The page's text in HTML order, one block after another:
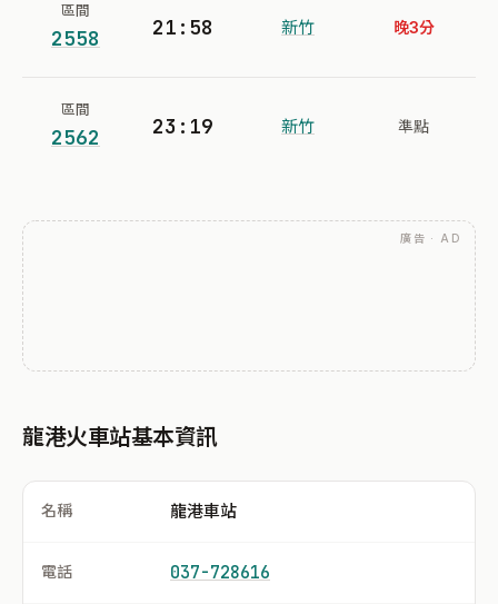
區間
2558 21:58 新竹 晚3分
區間
2562 23:19 新竹 準點
廣告 · AD
龍港火車站基本資訊
名稱 龍港車站
電話 037-728616